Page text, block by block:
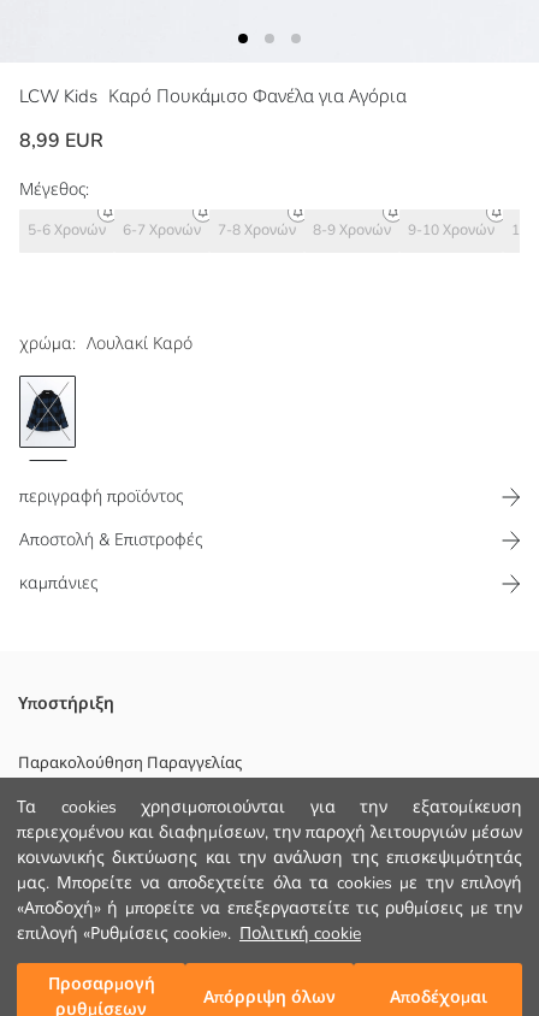
Τα cookies χρησιμοποιούνται για την εξατομίκευση
περιεχομένου και διαφημίσεων, την παροχή λειτουργιών μέσων
κοινωνικής δικτύωσης και την ανάλυση της επισκεψιμότητάς
μας. Μπορείτε να αποδεχτείτε όλα τα cookies με την επιλογή
«Αποδοχή» ή μπορείτε να επεξεργαστείτε τις ρυθμίσεις με την
επιλογή «Ρυθμίσεις cookie». Πολιτική cookie
Προσαρμογή
ρυθμίσεων
Απόρριψη όλων Αποδέχομαι
LCW Kids Καρό Πουκάμισο Φανέλα για Αγόρια
8,99 EUR
χρώμα: Λουλακί Καρό
Μέγεθος:
5-6 Χρονών 6-7 Χρονών 7-8 Χρονών 8-9 Χρονών 9-10 Χρονών 10-
Προσθήκη στο καλάθι
περιγραφή προϊόντος
Αποστολή & Επιστροφές
καμπάνιες
Πουκάμισο για αγόρια με φλις γιακά, μακριά μανίκια και μία τσέπη.
Κατασκευασμένο από φανελένιο ύφασμα και διαθέτει κλείσιμο με
Κυριο Υφασμα:
Χώρα προέλευσης:
Πωλητής:
Υπο-μάρκα:
Φύλο:
Ύφασμα:
Χοντρό:
Υποστήριξη
Παρακολούθηση Παραγγελίας
Φόρμα Επικοινωνίας
+30 2102201080
ΒΟΗΘΕΙΑ
Συχνές Ερωτήσεις (FAQ)